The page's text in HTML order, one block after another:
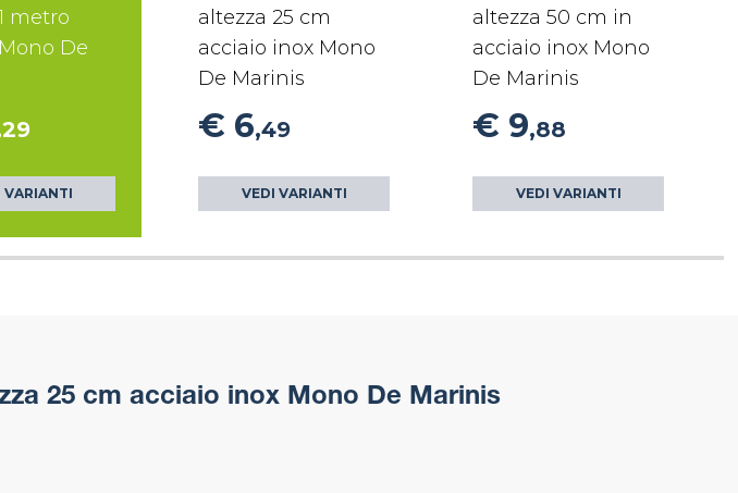
metro
De
VARIANTI
altezza 25 cm
acciaio inox Mono
De Marinis
€ 6,49
VEDI VARIANTI
altezza 50 cm in
acciaio inox Mono
De Marinis
€ 9,88
VEDI VARIANTI
25 cm acciaio inox Mono De Marinis